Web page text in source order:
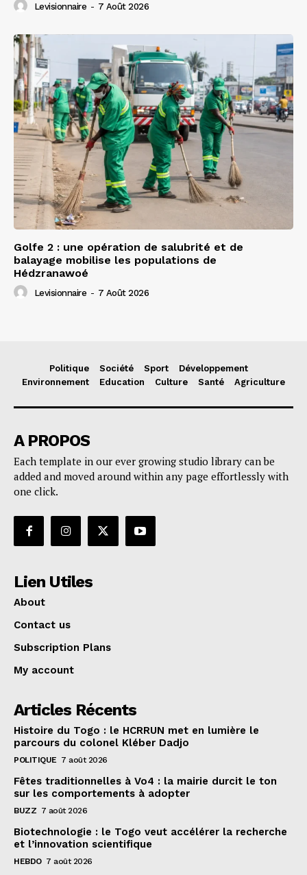
Levisionnaire - 7 Août 2026
Golfe 2 : une opération de salubrité et de
balayage mobilise les populations de
Hédzranawoé
Levisionnaire - 7 Août 2026
Politique Société Sport
Développement
Environnement
Education Culture Santé Agriculture
A PROPOS
Each template in our ever growing studio library can be
added and moved around within any page effortlessly with
one click.
Lien Utiles
About
Contact us
Subscription Plans
My account
Articles Récents
Histoire du Togo : le HCRRUN met en lumière le
parcours du colonel Kléber Dadjo
POLITIQUE 7 août 2026
Fêtes traditionnelles à Vo4 : la mairie durcit le ton
sur les comportements à adopter
BUZZ 7 août 2026
Biotechnologie : le Togo veut accélérer la recherche
et l’innovation scientifique
HEBDO 7 août 2026